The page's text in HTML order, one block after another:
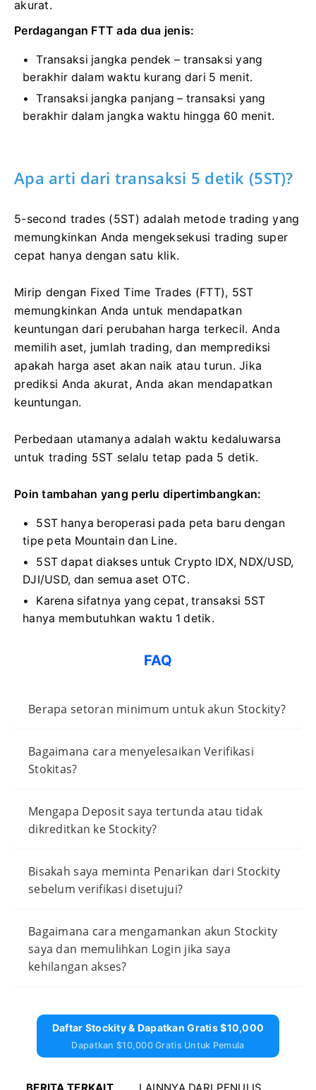
akurat.
Perdagangan FTT ada dua jenis:
Transaksi jangka pendek – transaksi yang
berakhir dalam waktu kurang dari 5 menit.
Transaksi jangka panjang – transaksi yang
berakhir dalam jangka waktu hingga 60 menit.
Apa arti dari transaksi 5 detik (5ST)?
5-second trades (5ST) adalah metode trading yang
memungkinkan Anda mengeksekusi trading super
cepat hanya dengan satu klik.
Mirip dengan Fixed Time Trades (FTT), 5ST
memungkinkan Anda untuk mendapatkan
keuntungan dari perubahan harga terkecil. Anda
memilih aset, jumlah trading, dan memprediksi
apakah harga aset akan naik atau turun. Jika
prediksi Anda akurat, Anda akan mendapatkan
keuntungan.
Perbedaan utamanya adalah waktu kedaluwarsa
untuk trading 5ST selalu tetap pada 5 detik.
Poin tambahan yang perlu dipertimbangkan:
5ST hanya beroperasi pada peta baru dengan
tipe peta Mountain dan Line.
5ST dapat diakses untuk Crypto IDX, NDX/USD,
DJI/USD, dan semua aset OTC.
Karena sifatnya yang cepat, transaksi 5ST
hanya membutuhkan waktu 1 detik.
FAQ
Berapa setoran minimum untuk akun Stockity?
Bagaimana cara menyelesaikan Verifikasi
Stokitas?
Mengapa Deposit saya tertunda atau tidak
dikreditkan ke Stockity?
Bisakah saya meminta Penarikan dari Stockity
sebelum verifikasi disetujui?
Bagaimana cara mengamankan akun Stockity
saya dan memulihkan Login jika saya
kehilangan akses?
Daftar Stockity & Dapatkan Gratis $10,000
Dapatkan $10,000 Gratis Untuk Pemula